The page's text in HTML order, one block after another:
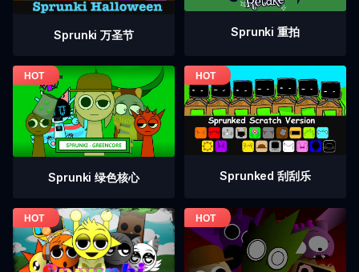
Sprunki 万圣节 Sprunki 重拍
Sprunki 绿色核心 Sprunked 刮刮乐